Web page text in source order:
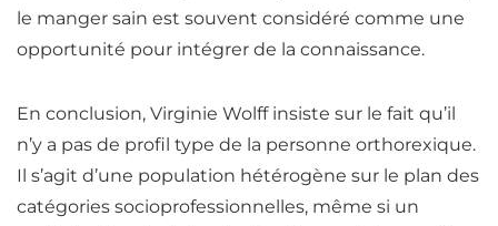
le manger sain est souvent considéré comme une
opportunité pour intégrer de la connaissance.
En conclusion, Virginie Wolff insiste sur le fait qu’il
n’y a pas de profil type de la personne orthorexique.
Il s’agit d’une population hétérogène sur le plan des
catégories socioprofessionnelles, même si un